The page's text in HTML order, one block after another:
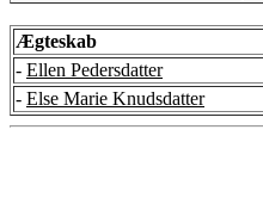
Ægteskab
- Ellen Pedersdatter
- Else Marie Knudsdatter